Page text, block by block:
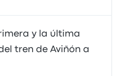
y la última
tren de Aviñón a